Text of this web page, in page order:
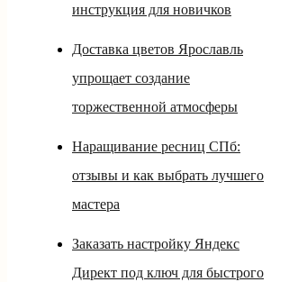
инструкция для новичков
Доставка цветов Ярославль
упрощает создание
торжественной атмосферы
Наращивание ресниц СПб:
отзывы и как выбрать лучшего
мастера
Заказать настройку Яндекс
Директ под ключ для быстрого